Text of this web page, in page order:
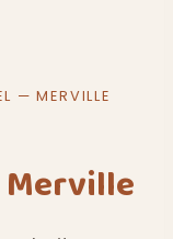
— MERVILLE